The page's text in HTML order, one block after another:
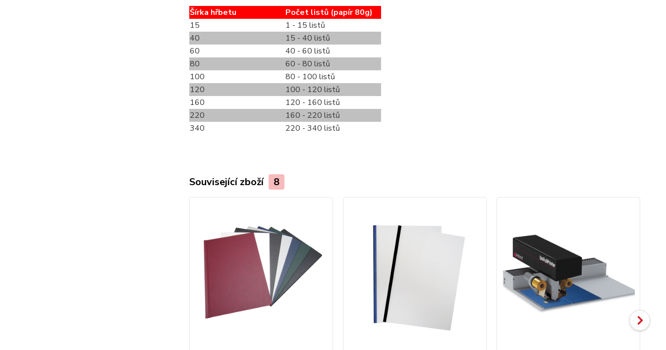
Šírka hřbetu
Počet listů (papír 80g)
15
1 - 15 listů
40
15 - 40 listů
60
40 - 60 listů
80
60 - 80 listů
100
80 - 100 listů
120
100 - 120 listů
160
120 - 160 listů
220
160 - 220 listů
340
220 - 340 listů
Související zboží 8